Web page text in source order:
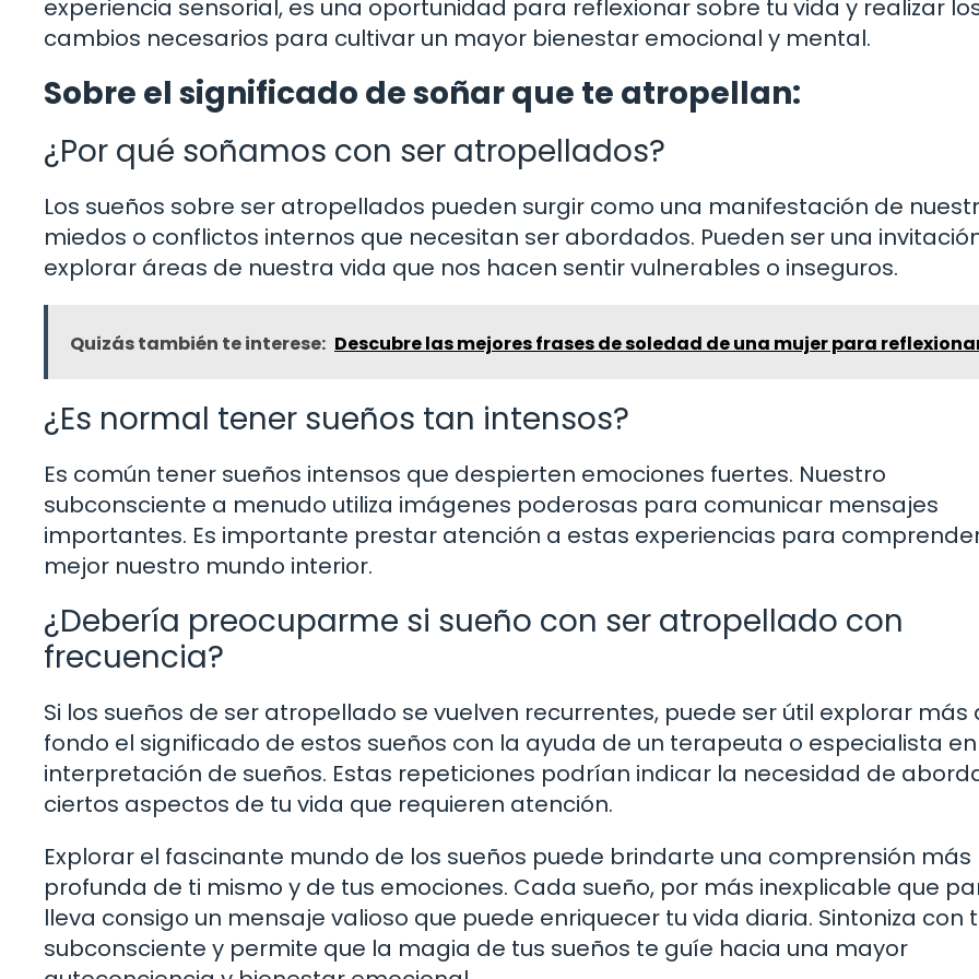
experiencia sensorial, es una oportunidad para reflexionar sobre tu vida y realizar
cambios necesarios para cultivar un mayor bienestar emocional y mental.
Sobre el significado de soñar que te atropellan:
¿Por qué soñamos con ser atropellados?
Los sueños sobre ser atropellados pueden surgir como una manifestación de
miedos o conflictos internos que necesitan ser abordados. Pueden ser una
explorar áreas de nuestra vida que nos hacen sentir vulnerables o inseguros.
Quizás también te interese: Descubre las mejores frases de soledad de una mujer para
¿Es normal tener sueños tan intensos?
Es común tener sueños intensos que despierten emociones fuertes. Nuestro
subconsciente a menudo utiliza imágenes poderosas para comunicar mensajes
importantes. Es importante prestar atención a estas experiencias para
mejor nuestro mundo interior.
¿Debería preocuparme si sueño con ser atropellado con
frecuencia?
Si los sueños de ser atropellado se vuelven recurrentes, puede ser útil explorar más
fondo el significado de estos sueños con la ayuda de un terapeuta o especialista en
interpretación de sueños. Estas repeticiones podrían indicar la necesidad de
ciertos aspectos de tu vida que requieren atención.
Explorar el fascinante mundo de los sueños puede brindarte una comprensión más
profunda de ti mismo y de tus emociones. Cada sueño, por más inexplicable que
lleva consigo un mensaje valioso que puede enriquecer tu vida diaria. Sintoniza con
subconsciente y permite que la magia de tus sueños te guíe hacia una mayor